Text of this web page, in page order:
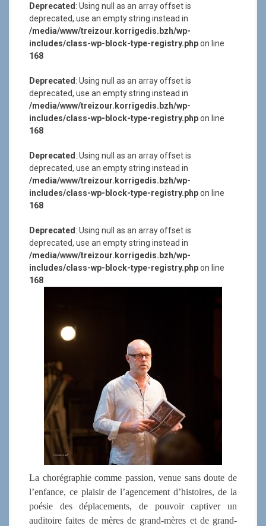
Deprecated : Using null as an array offset is
deprecated, use an empty string instead in
/media/www/treizour.korrigedis.bzh/wp-
includes/class-wp-block-type-registry.phpon line
168
Deprecated : Using null as an array offset is
deprecated, use an empty string instead in
/media/www/treizour.korrigedis.bzh/wp-
includes/class-wp-block-type-registry.phpon line
168
Deprecated : Using null as an array offset is
deprecated, use an empty string instead in
/media/www/treizour.korrigedis.bzh/wp-
includes/class-wp-block-type-registry.phpon line
168
Deprecated : Using null as an array offset is
deprecated, use an empty string instead in
/media/www/treizour.korrigedis.bzh/wp-
includes/class-wp-block-type-registry.phpon line
168
La chorégraphie comme passion, venue sans doute de
l’enfance, ce plaisir de l’agencement d’histoires, de la
poésie des déplacements, de pouvoir captiver un
auditoire faites de mères de grand-mères et de grand-